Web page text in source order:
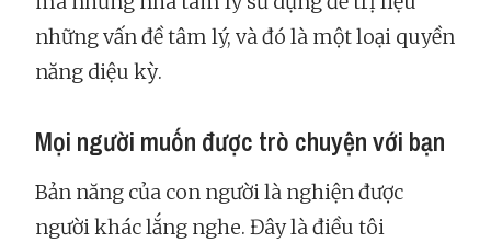
những vấn đề tâm lý, và đó là một loại quyền
năng diệu kỳ.
Mọi người muốn được trò chuyện với bạn
Bản năng của con người là nghiện được
người khác lắng nghe. Đây là điều tôi